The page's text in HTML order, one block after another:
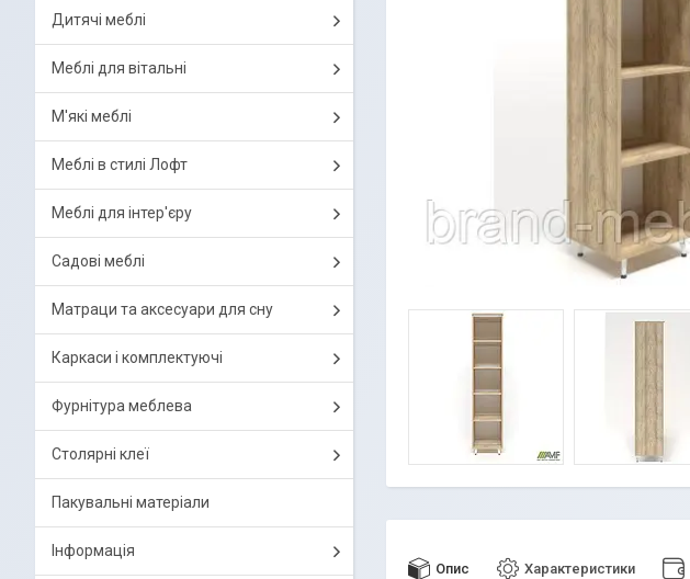
Опис Характеристики
Дитячі меблі
Меблі для вітальні
М'які меблі
Меблі в стилі Лофт
Меблі для інтер'єру
Садові меблі
Матраци та аксесуари для сну
Каркаси і комплектуючі
Фурнітура меблева
Столярні клеї
Пакувальні матеріали
Інформація